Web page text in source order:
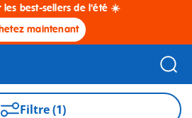
les best-sellers de l'été ☀️
maintenant
Filtre (1)